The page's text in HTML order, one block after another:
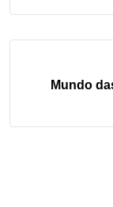
Mundo